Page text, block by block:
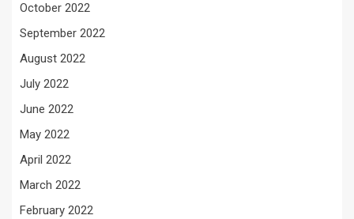
October 2022
September 2022
August 2022
July 2022
June 2022
May 2022
April 2022
March 2022
February 2022